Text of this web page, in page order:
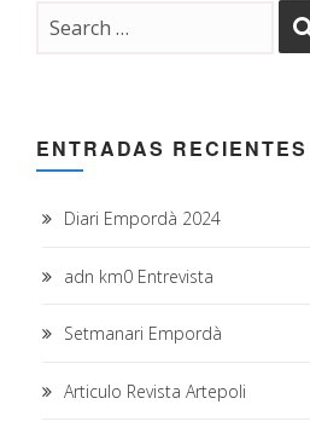
ENTRADAS RECIENTES
Diari Empordà 2024
adn km0 Entrevista
Setmanari Empordà
Articulo Revista Artepoli